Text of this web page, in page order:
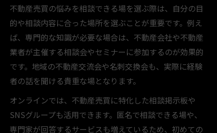
不動産売買の悩みを相談できる場を選ぶ際は、自分の目
的や相談内容に合った場所を選ぶことが重要です。例え
ば、専門的な知識が必要な場合は、不動産会社や不動産
業者が主催する相談会やセミナーに参加するのが効果的
です。地域の不動産交流会や名刺交換会も、実際に経験
者の話を聞ける貴重な場となります。
オンラインでは、不動産売買に特化した相談掲示板や
SNSグループも活用できます。匿名で相談できる場や、
専門家が回答するサービスも増えているため、初めての